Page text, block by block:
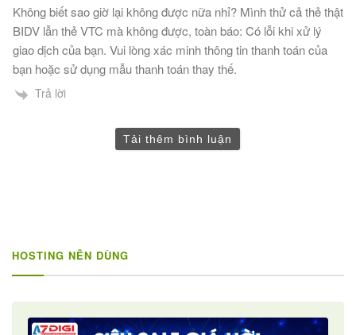
Không biết sao giờ lại không được nữa nhỉ? Mình thử cả thẻ thật
BIDV lẫn thẻ VTC mà không được, toàn báo: Có lỗi khi xử lý
giao dịch của bạn. Vui lòng xác minh thông tin thanh toán của
bạn hoặc sử dụng mẫu thanh toán thay thế.
Trả lời
Tải thêm bình luận
HOSTING NÊN DÙNG